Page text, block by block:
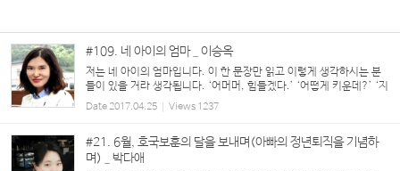
#109. 네 아이의 엄마 _ 이승옥
저는 네 아이의 엄마입니다. 이 한 문장만 읽고 이렇게 생각하시는 분
들이 있을 거라 생각됩니다. ‘어머머, 힘들겠다.’ ‘어떻게 키운데?’ ‘지
금은 힘들어도 크고 나면 좋아.’ 그리고 위에 딸이 셋이고 막내가 아들
이다 보니, 또 이렇게...
Date2017.04.25 Views 1237
#21. 6월, 호국보훈의 달을 보내며(아빠의 정년퇴직을 기념하
며) _ 박다애